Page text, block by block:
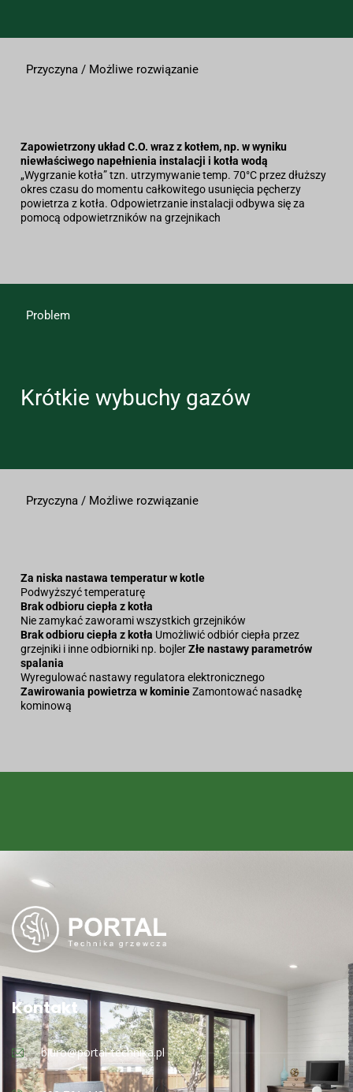
Przyczyna / Możliwe rozwiązanie
Zapowietrzony układ C.O. wraz z kotłem, np. w wyniku
niewłaściwego napełnienia instalacji i kotła wodą
„Wygrzanie kotła” tzn. utrzymywanie temp. 70°C przez dłuższy
okres czasu do momentu całkowitego usunięcia pęcherzy
powietrza z kotła. Odpowietrzanie instalacji odbywa się za
pomocą odpowietrzników na grzejnikach
Problem
Krótkie wybuchy gazów
Przyczyna / Możliwe rozwiązanie
Za niska nastawa temperatur w kotle
Podwyższyć temperaturę
Brak odbioru ciepła z kotła
Nie zamykać zaworami wszystkich grzejników
Brak odbioru ciepła z kotła Umożliwić odbiór ciepła przez
grzejniki i inne odbiorniki np. bojlerZłe nastawy parametrów
spalania
Wyregulować nastawy regulatora elektronicznego
Zawirowania powietrza w kominieZamontować nasadkę
kominową
Kontakt
biuro@portal-technika.pl